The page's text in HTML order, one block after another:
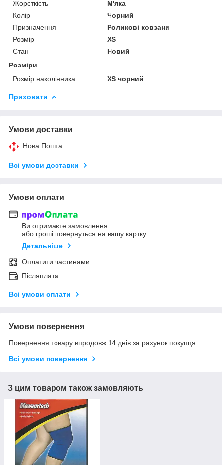
Жорсткість
М'яка
Колір
Чорний
Призначення
Роликові ковзани
Розмір
XS
Стан
Новий
Розміри
Розмір наколінника
XS чорний
Приховати
Умови доставки
Нова Пошта
Всі умови доставки
Умови оплати
Ви отримаєте замовлення
або гроші повернуться на вашу картку
Детальніше
Оплатити частинами
Післяплата
Всі умови оплати
Умови повернення
Повернення товару впродовж 14 днів за рахунок покупця
Всі умови повернення
З цим товаром також замовляють